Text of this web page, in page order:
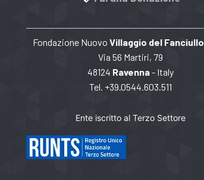
Fondazione Nuovo Villaggio del Fanciullo
Via 56 Martiri, 79
48124 Ravenna- Italy
Tel. +39.0544.603.511
Ente iscritto al Terzo Settore